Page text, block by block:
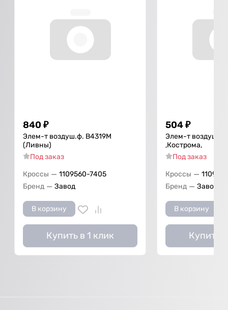
840 ₽
Элем-т воздуш.ф. В4319М
(Ливны)
Под заказ
Кроссы — 1109560-7405
Бренд — Завод
В корзину
Купить в 1 клик
504₽
Элем-т
,Кострома,
Под заказ
Кроссы —
Бренд — Завод
В корзину
Купить